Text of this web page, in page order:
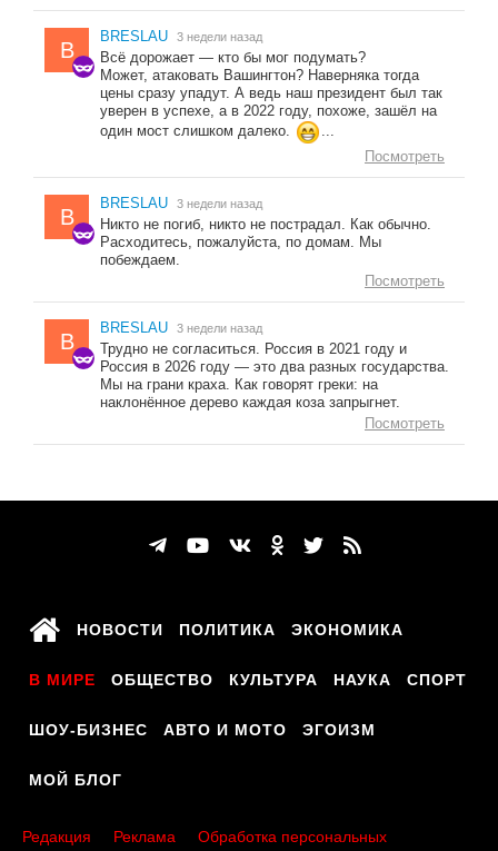
B
BRESLAU 3 недели назад
Всё дорожает — кто бы мог подумать?
Может, атаковать Вашингтон? Наверняка тогда
цены сразу упадут. А ведь наш президент был так
уверен в успехе, а в 2022 году, похоже, зашёл на
один мост слишком далеко.
...
Посмотреть
B
BRESLAU 3 недели назад
Никто не погиб, никто не пострадал. Как обычно.
Расходитесь, пожалуйста, по домам. Мы
побеждаем.
Посмотреть
B
BRESLAU 3 недели назад
Трудно не согласиться. Россия в 2021 году и
Россия в 2026 году — это два разных государства.
Мы на грани краха. Как говорят греки: на
наклонённое дерево каждая коза запрыгнет.
Посмотреть
НОВОСТИ ПОЛИТИКА ЭКОНОМИКА
В МИРЕ ОБЩЕСТВО КУЛЬТУРА НАУКА СПОРТ
ШОУ-БИЗНЕС АВТО И МОТО ЭГОИЗМ
МОЙ БЛОГ
Редакция Реклама
Обработка персональных